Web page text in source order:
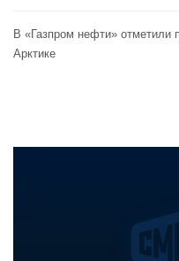
В «Газпром нефти» отметили
Арктике